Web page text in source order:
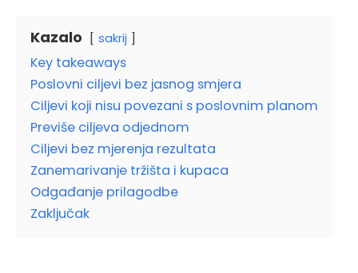
Kazalo sakrij
Key takeaways
Poslovni ciljevi bez jasnog smjera
Ciljevi koji nisu povezani s poslovnim planom
Previše ciljeva odjednom
Ciljevi bez mjerenja rezultata
Zanemarivanje tržišta i kupaca
Odgađanje prilagodbe
Zaključak